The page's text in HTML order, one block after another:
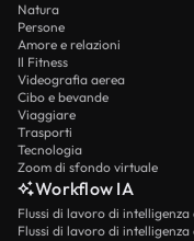
Natura
Persone
Amore e relazioni
Il Fitness
Videografia aerea
Cibo e bevande
Viaggiare
Trasporti
Tecnologia
Zoom di sfondo virtuale
Workflow IA
Flussi di lavoro di